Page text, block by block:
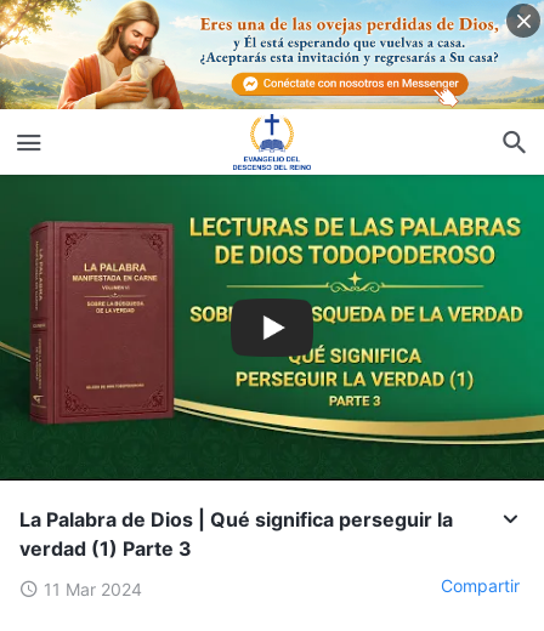
La Palabra de Dios | Qué significa perseguir la
verdad (1) Parte 3
11 Mar 2024 Compartir